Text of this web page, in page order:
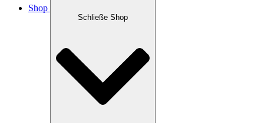
Shop
Schließe Shop